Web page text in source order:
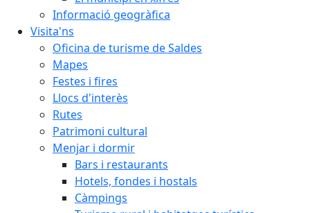
Informació geogràfica
Visita'ns
Oficina de turisme de Saldes
Mapes
Festes i fires
Llocs d'interès
Rutes
Patrimoni cultural
Menjar i dormir
Bars i restaurants
Hotels, fondes i hostals
Càmpings